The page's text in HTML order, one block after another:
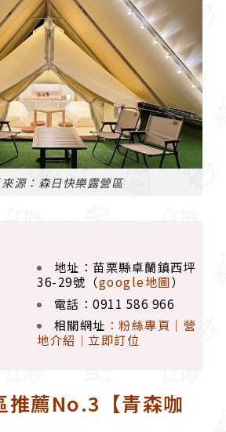
源：森日快樂露營區
地址：苗栗縣卓蘭鎮西坪
36-29號（google地圖）
電話：0911 586 966
相關網址 ：粉絲專頁 ｜ 營
地介紹 ｜ 立即訂位
推薦No.3【青森咖